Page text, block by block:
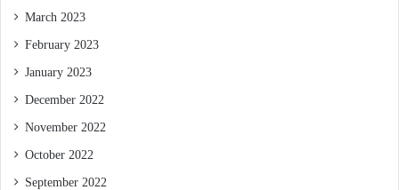
March 2023
February 2023
January 2023
December 2022
November 2022
October 2022
September 2022